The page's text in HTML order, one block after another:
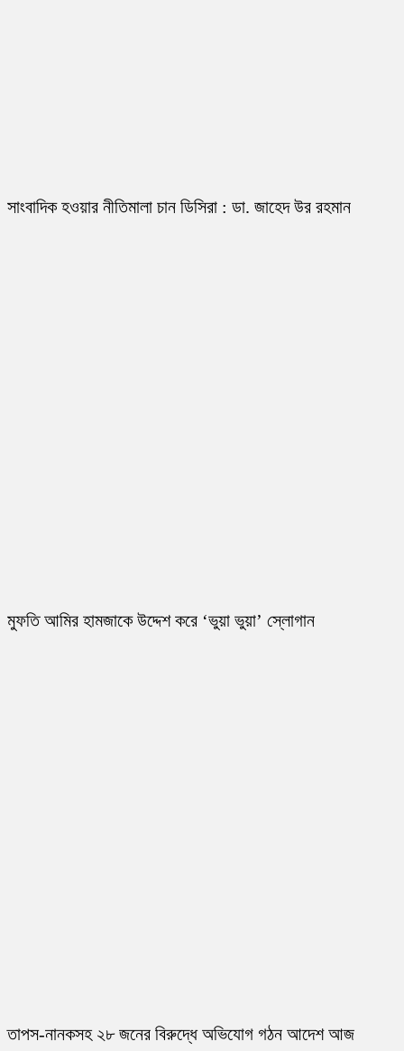
সাংবাদিক হওয়ার নীতিমালা চান ডিসিরা : ডা. জাহেদ উর রহমান
মুফতি আমির হামজাকে উদ্দেশ করে ‘ভুয়া ভুয়া’ স্লোগান
তাপস-নানকসহ ২৮ জনের বিরুদ্ধে অভিযোগ গঠন আদেশ আজ